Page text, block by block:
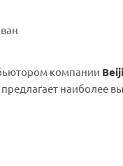
компании
наиболее